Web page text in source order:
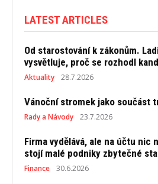
LATEST ARTICLES
Od starostování k zákonům.
vysvětluje, proč se rozhodl
Aktuality 28.7.2026
Vánoční stromek jako součást
Rady a Návody 23.7.2026
Firma vydělává, ale na účtu nic
stojí malé podniky zbytečné
Finance 30.6.2026